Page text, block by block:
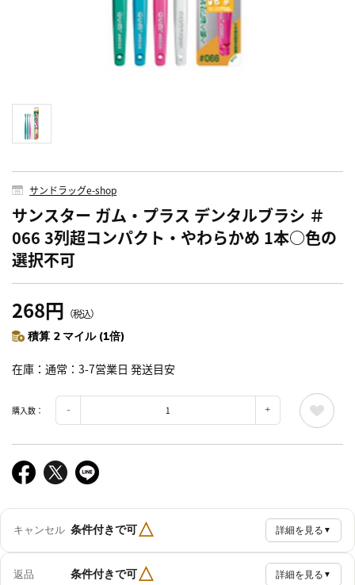
サンドラッグe-shop
サンスター ガム・プラス デンタルブラシ ＃
066 3列超コンパクト・やわらかめ 1本○色の
選択不可
268円 （税込）
積算 2 マイル (1倍)
在庫 通常：3-7営業日 発送目安
購入数：
キャンセル 条件付きで可△ 詳細を見る ▼
返品 条件付きで可△ 詳細を見る ▼